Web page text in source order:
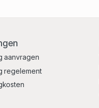
aanvragen
regelement